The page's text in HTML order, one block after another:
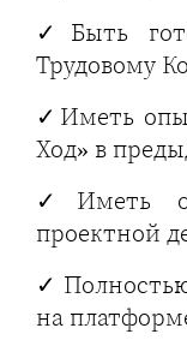
✓Быть
Трудовому
✓Иметь
Ход» в
✓Иметь
проектной
на